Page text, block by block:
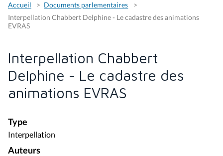
Accueil
Documents parlementaires
Interpellation Chabbert Delphine - Le cadastre des animations
EVRAS
Interpellation Chabbert
Delphine - Le cadastre des
animations EVRAS
Type
Interpellation
Auteurs